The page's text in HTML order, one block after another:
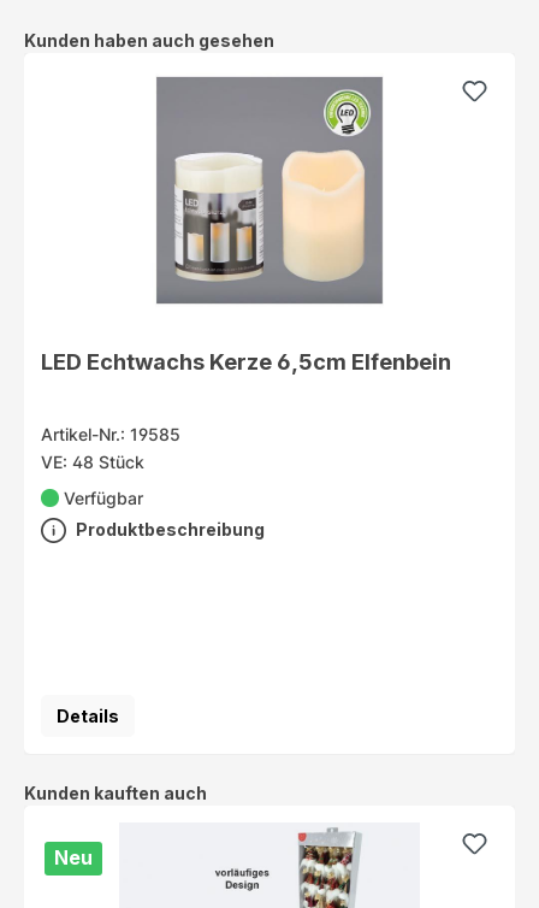
Produktgalerie überspringen
Kunden haben auch gesehen
LED Echtwachs Kerze 6,5cm Elfenbein
Artikel-Nr.: 19585
VE: 48 Stück
Verfügbar
Produktbeschreibung
Details
Produktgalerie überspringen
Kunden kauften auch
Neu